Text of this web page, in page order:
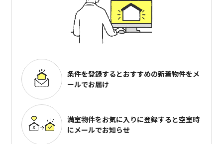
条件を登録するとおすすめの新着物件をメ
ールでお届け
満室物件をお気に入りに登録すると空室時
にメールでお知らせ